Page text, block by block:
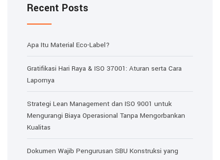
Recent Posts
Apa Itu Material Eco-Label?
Gratifikasi Hari Raya & ISO 37001: Aturan serta Cara
Lapornya
Strategi Lean Management dan ISO 9001 untuk
Mengurangi Biaya Operasional Tanpa Mengorbankan
Kualitas
Dokumen Wajib Pengurusan SBU Konstruksi yang